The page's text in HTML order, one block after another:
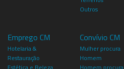
Outros
Emprego CM
Hotelaria &
Restauração
Convívio CM
Mulher procura
Homem